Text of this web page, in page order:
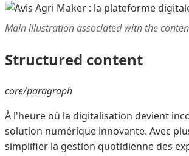
Main illustration associated with the
Structured content
core/paragraph
À l'heure où la digitalisation devient
solution numérique innovante. Avec
simplifier la gestion quotidienne des